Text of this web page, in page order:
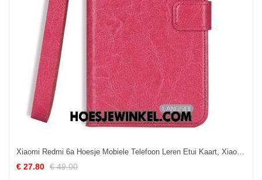
Xiaomi Redmi 6a Hoesje Mobiele Telefoon Leren Etui Kaart, Xiaomi Redmi 6a Hoesje Persoonlijk Clamshell
€ 27.80 € 49.00